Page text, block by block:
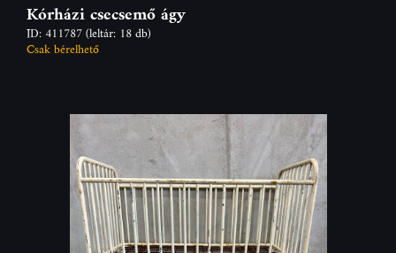
Kórházi csecsemő ágy
ID: 411787(leltár: 18 db)
Csak bérelhető